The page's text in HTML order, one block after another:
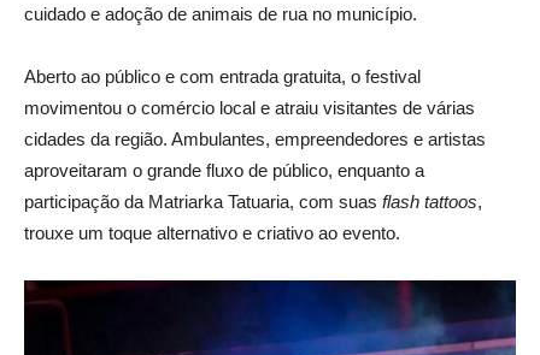
cuidado e adoção de animais de rua no município.
Aberto ao público e com entrada gratuita, o festival
movimentou o comércio local e atraiu visitantes de várias
cidades da região. Ambulantes, empreendedores e artistas
aproveitaram o grande fluxo de público, enquanto a
participação da Matriarka Tatuaria, com suas flash tattoos,
trouxe um toque alternativo e criativo ao evento.